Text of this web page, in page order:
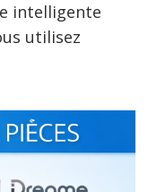
intelligente
utilisez